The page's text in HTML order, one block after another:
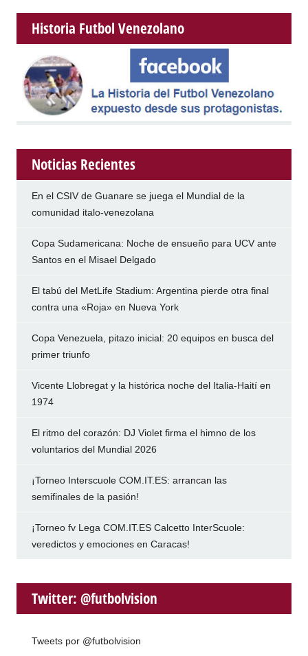
Historia Futbol Venezolano
Noticias Recientes
En el CSIV de Guanare se juega el Mundial de la
comunidad italo-venezolana
Copa Sudamericana: Noche de ensueño para UCV ante
Santos en el Misael Delgado
El tabú del MetLife Stadium: Argentina pierde otra final
contra una «Roja» en Nueva York
Copa Venezuela, pitazo inicial: 20 equipos en busca del
primer triunfo
Vicente Llobregat y la histórica noche del Italia-Haití en
1974
El ritmo del corazón: DJ Violet firma el himno de los
voluntarios del Mundial 2026
¡Torneo Interscuole COM.IT.ES: arrancan las
semifinales de la pasión!
¡Torneo fv Lega COM.IT.ES Calcetto InterScuole:
veredictos y emociones en Caracas!
Twitter: @futbolvision
Tweets por @futbolvision